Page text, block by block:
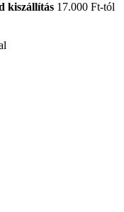
kiszállítás 17.000 Ft-tól